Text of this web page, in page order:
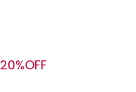
20%OFF